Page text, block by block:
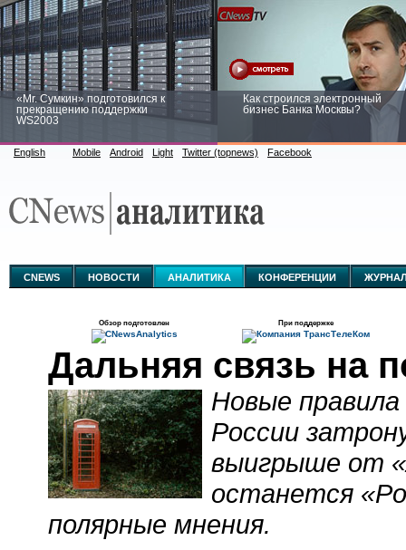
«Mr. Сумкин» подготовился к
прекращению поддержки
WS2003
Как строился электронный
бизнес Банка Москвы?
аналитике
English Mobile Android Light Twitter (topnews) Facebook
CNEWS НОВОСТИ АНАЛИТИКА КОНФЕРЕНЦИИ
Обзор подготовлен При поддержке
Дальняя связь на
Новые правила
России
выигрыше от
останется
полярные мнения.